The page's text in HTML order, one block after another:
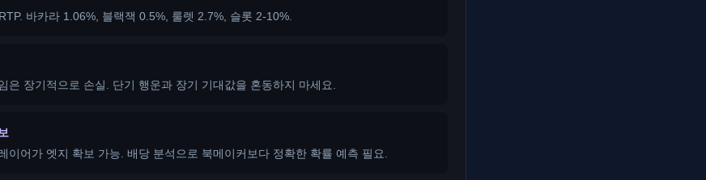
바카라 1.06%, 블랙잭 0.5%, 룰렛 2.7%, 슬롯 2-10%.
은 장기적으로 손실. 단기 행운과 장기 기대값을 혼동하지 마세요.
이어가 엣지 확보 가능. 배당 분석으로 북메이커보다 정확한 확률 예측 필요.